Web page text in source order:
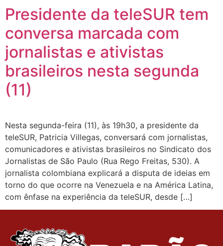
Presidente da teleSUR tem
conversa marcada com
jornalistas e ativistas
brasileiros nesta segunda
(11)
Nesta segunda-feira (11), às 19h30, a presidente da
teleSUR, Patricia Villegas, conversará com jornalistas,
comunicadores e ativistas brasileiros no Sindicato dos
Jornalistas de São Paulo (Rua Rego Freitas, 530). A
jornalista colombiana explicará a disputa de ideias em
torno do que ocorre na Venezuela e na América Latina,
com ênfase na experiência da teleSUR, desde […]